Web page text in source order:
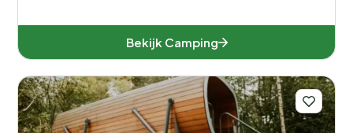
Bekijk Camping